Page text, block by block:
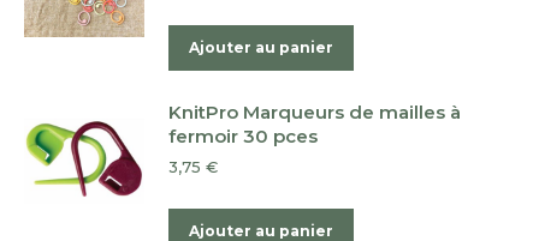
Ajouter au panier
KnitPro Marqueurs de mailles à
fermoir 30 pces
3,75 €
Ajouter au panier